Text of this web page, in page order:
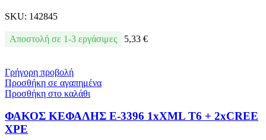
SKU: 142845
Αποστολή σε 1-3 εργάσιμες 5,33 €
Γρήγορη προβολή
Προσθήκη σε αγαπημένα
Προσθήκη στο καλάθι
ΦΑΚΟΣ ΚΕΦΑΛΗΣ E-3396 1xXML T6 + 2xCREE
XPE